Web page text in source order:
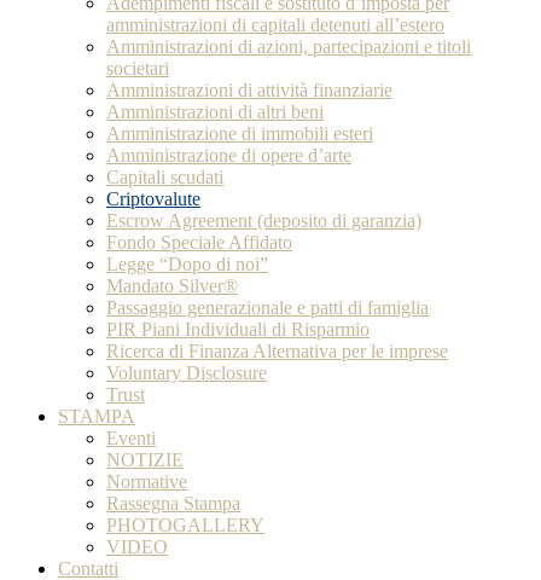
amministrazioni di capitali detenuti all’estero
Amministrazioni di azioni, partecipazioni e titoli
societari
Amministrazioni di attività finanziarie
Amministrazioni di altri beni
Amministrazione di immobili esteri
Amministrazione di opere d’arte
Capitali scudati
Criptovalute
Escrow Agreement (deposito di garanzia)
Fondo Speciale Affidato
Legge “Dopo di noi”
Mandato Silver®
Passaggio generazionale e patti di famiglia
PIR Piani Individuali di Risparmio
Ricerca di Finanza Alternativa per le imprese
Voluntary Disclosure
Trust
STAMPA
Eventi
NOTIZIE
Normative
Rassegna Stampa
PHOTOGALLERY
VIDEO
Contatti